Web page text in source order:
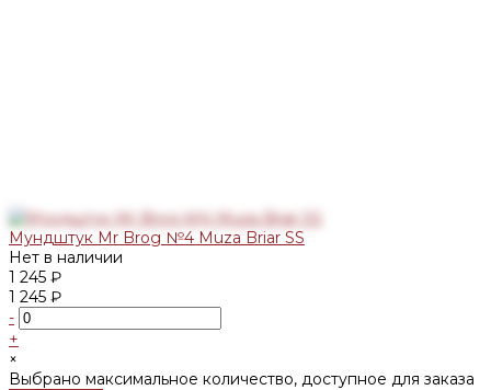
Мундштук Mr Brog №4 Muza Briar SS
Нет в наличии
1 245 ₽
1 245 ₽
-
+
×
Выбрано максимальное количество, доступное для заказа